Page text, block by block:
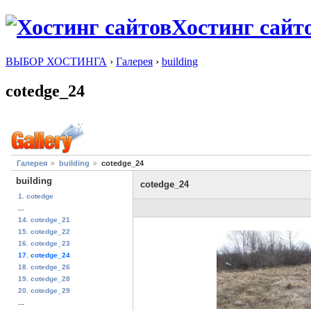
Хостинг
ВЫБОР ХОСТИНГА › Галерея › building
cotedge_24
Галерея building cotedge_24
building
1. cotedge
...
14. cotedge_21
15. cotedge_22
16. cotedge_23
17. cotedge_24
18. cotedge_26
19. cotedge_28
20. cotedge_29
...
cotedge_24